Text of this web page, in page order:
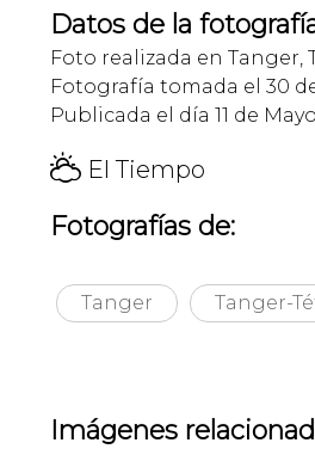
Datos de la
Foto realizada en Tanger,
Fotografía tomada el 30 de
Publicada el día 11 de
H El Tiempo
Fotografías de:
Tanger Tanger-
Imágenes